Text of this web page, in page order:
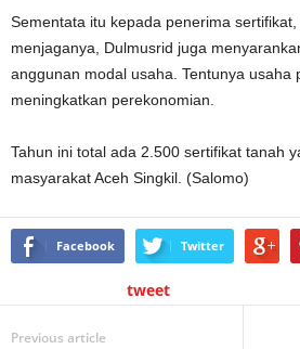
Sementata itu kepada penerima
menjaganya, Dulmusrid juga
anggunan modal usaha. Tentunya usaha
meningkatkan perekonomian.
Tahun ini total ada 2.500 sertifikat tanah
masyarakat Aceh Singkil. (Salomo)
Facebook Twitter
tweet
Previous article